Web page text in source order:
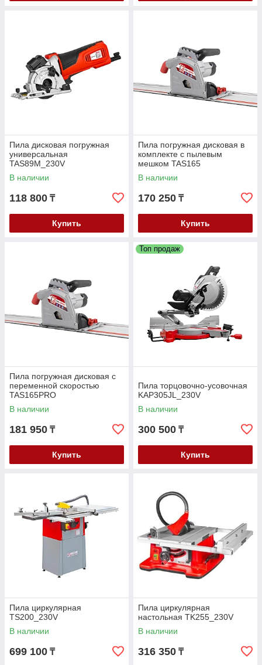
Пила дисковая погружная
универсальная
TAS89M_230V
В наличии
118 800 ₸
Купить
Пила погружная дисковая в
комплекте с пылевым
мешком TAS165
В наличии
170 250 ₸
Купить
Пила погружная дисковая с
переменной скоростью
TAS165PRO
В наличии
181 950 ₸
Купить
Топ продаж
Пила торцовочно-усовочная
KAP305JL_230V
В наличии
300 500 ₸
Купить
Пила циркулярная
TS200_230V
В наличии
699 100 ₸
Пила циркулярная
настольная TK255_230V
В наличии
316 350 ₸